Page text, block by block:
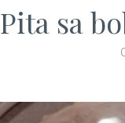
Pita sa